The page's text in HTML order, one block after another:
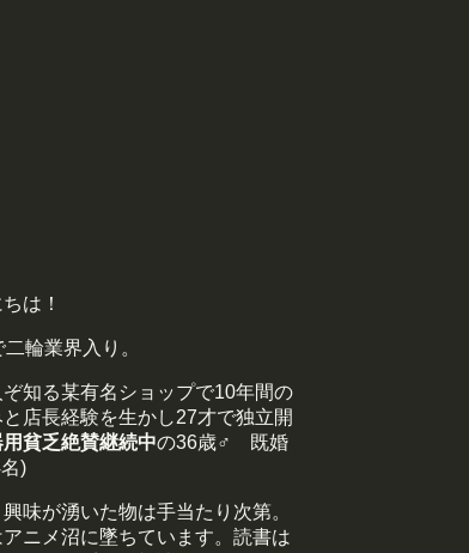
は！
輪業界入り。
知る某有名ショップで10年間の
店長経験を生かし27才で独立開
用貧乏絶賛継続中の36歳♂ 既婚
)
興味が湧いた物は手当たり次第。
ニメ沼に墜ちています。読書は